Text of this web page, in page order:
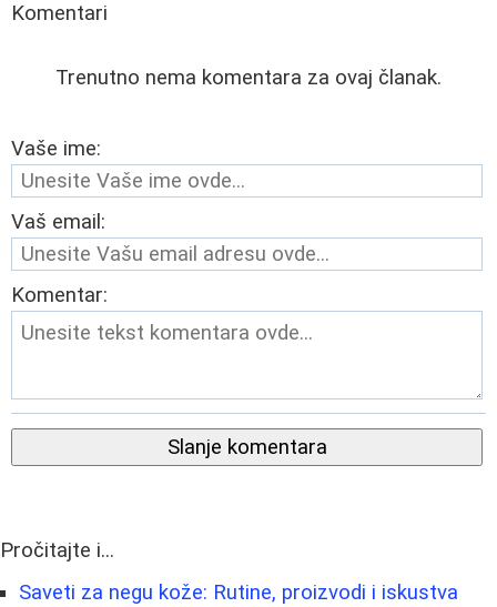
Komentari
Trenutno nema komentara za ovaj članak.
Vaše ime:
Vaš email:
Komentar:
Slanje komentara
Pročitajte i...
Saveti za negu kože: Rutine, proizvodi i iskustva